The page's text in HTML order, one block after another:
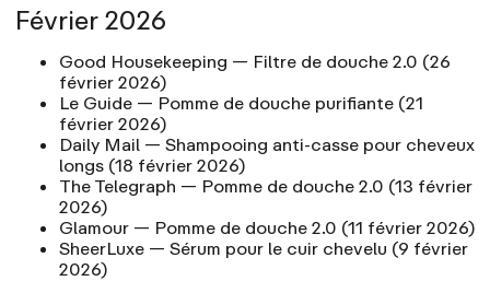
Février 2026
Good Housekeeping — Filtre de douche 2.0 (26
février 2026)
Le Guide — Pomme de douche purifiante (21
février 2026)
Daily Mail — Shampooing anti-casse pour cheveux
longs (18 février 2026)
The Telegraph — Pomme de douche 2.0 (13 février
2026)
Glamour — Pomme de douche 2.0 (11 février 2026)
SheerLuxe — Sérum pour le cuir chevelu (9 février
2026)